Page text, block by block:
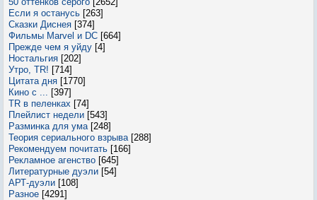
Если я останусь [263]
Сказки Диснея [374]
Фильмы Marvel и DC [664]
Прежде чем я уйду [4]
Ностальгия [202]
Утро, TR! [714]
Цитата дня [1770]
Кино с ... [397]
TR в пеленках [74]
Плейлист недели [543]
Разминка для ума [248]
Теория сериального взрыва [288]
Рекомендуем почитать [166]
Рекламное агенство [645]
Литературные дуэли [54]
АРТ-дуэли [108]
Разное [4291]